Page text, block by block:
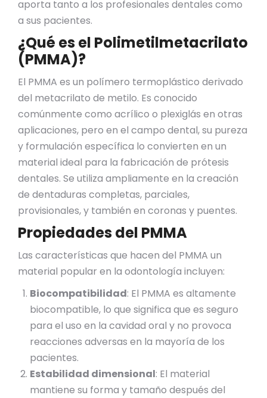
aporta tanto a los profesionales dentales como
a sus pacientes.
¿Qué es el Polimetilmetacrilato
(PMMA)?
El PMMA es un polímero termoplástico derivado
del metacrilato de metilo. Es conocido
comúnmente como acrílico o plexiglás en otras
aplicaciones, pero en el campo dental, su pureza
y formulación específica lo convierten en un
material ideal para la fabricación de prótesis
dentales. Se utiliza ampliamente en la creación
de dentaduras completas, parciales,
provisionales, y también en coronas y puentes.
Propiedades del PMMA
Las características que hacen del PMMA un
material popular en la odontología incluyen:
Biocompatibilidad: El PMMA es altamente
biocompatible, lo que significa que es seguro
para el uso en la cavidad oral y no provoca
reacciones adversas en la mayoría de los
pacientes.
Estabilidad dimensional: El material
mantiene su forma y tamaño después del